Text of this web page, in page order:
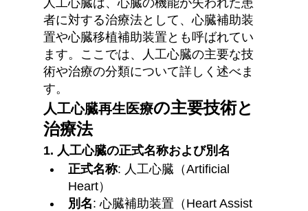
者に対する治療法として、心臓補助装
置や心臓移植補助装置とも呼ばれてい
ます。ここでは、人工心臓の主要な技
術や治療の分類について詳しく述べま
す。
人工心臓再生医療の主要技術と
治療法
1. 人工心臓の正式名称および別名
正式名称: 人工心臓（Artificial
Heart）
別名: 心臓補助装置（Heart Assist